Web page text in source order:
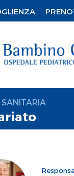
SANITARIA